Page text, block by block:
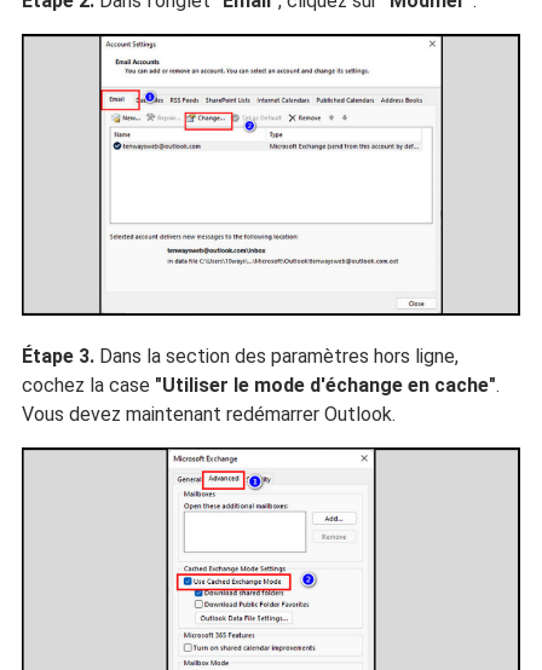
Étape 3.Dans la section des paramètres hors ligne,
cochez la case "Utiliser le mode d'échange en cache".
Vous devez maintenant redémarrer Outlook.